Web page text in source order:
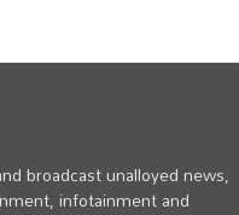
broadcast unalloyed news,
infotainment and